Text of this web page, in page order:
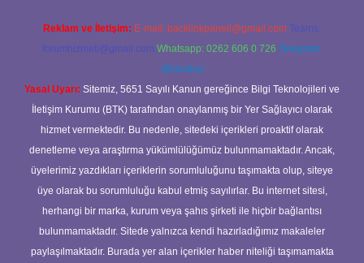
Reklam ve İletişim: E-mail: backlinkpaneli@gmail.com Teams:
forumhizmeti@gmail.com Whatsapp: 0262 606 0 726 Telegram:
@karabul
Yasal Uyarı: Sitemiz, 5651 Sayılı Kanun gereğince Bilgi Teknolojileri ve
İletişim Kurumu (BTK) tarafından onaylanmış bir Yer Sağlayıcı olarak
hizmet vermektedir. Bu nedenle, sitedeki içerikleri proaktif olarak
denetleme veya araştırma yükümlülüğümüz bulunmamaktadır. Ancak,
üyelerimiz yazdıkları içeriklerin sorumluluğunu taşımakta olup, siteye
üye olarak bu sorumluluğu kabul etmiş sayılırlar. Bu internet sitesi,
herhangi bir marka, kurum veya şahıs şirketi ile hiçbir bağlantısı
bulunmamaktadır. Sitede yalnızca kendi hazırladığımız makaleler
paylaşılmaktadır. Burada yer alan içerikler haber niteliği taşımamakta